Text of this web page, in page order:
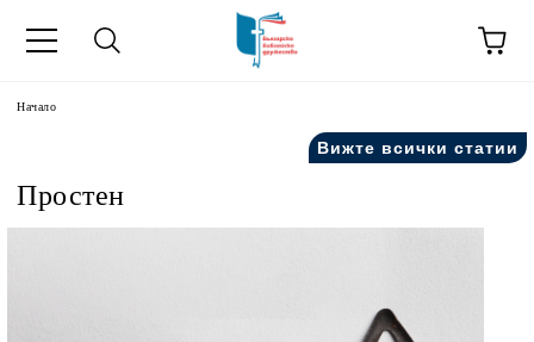
Начало
Вижте всички статии
Простен